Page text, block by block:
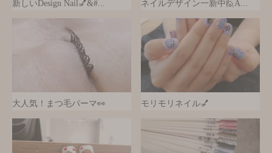
新しいDesign Nail💅&#... ネイルデザイン一新中🙋Ȁ...
大人気！まつ毛パーマ👀 モリモリネイル💅